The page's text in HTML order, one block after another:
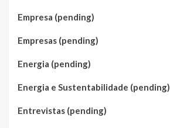
Empresa (pending)
Empresas (pending)
Energia (pending)
Energia e Sustentabilidade (pending)
Entrevistas (pending)